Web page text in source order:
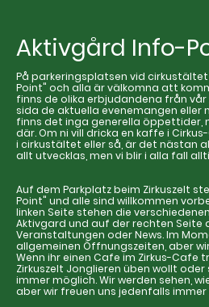
Aktivgård Info-
På parkeringsplatsen vid
Point" och alla är välkomna att
finns de olika erbjudandena från
sida de aktuella evenemangen eller
finns det inga generella öppettider,
där. Om ni vill dricka en kaffe i
i cirkustältet eller så, är det nästan
allt utvecklas, men vi blir i alla fall
Auf dem Parkplatz beim Zirkuszelt
Point" und alle sind willkommen
linken Seite stehen die
Aktivgard und auf der rechten Seite
Veranstaltungen oder News. Im
allgemeinen Öffnungszeiten, aber
Wenn ihr einen Cafe im Zirkus-Cafe
Zirkuszelt Jonglieren üben wollt
immer möglich. Wir werden sehen,
aber wir freuen uns jedenfalls immer